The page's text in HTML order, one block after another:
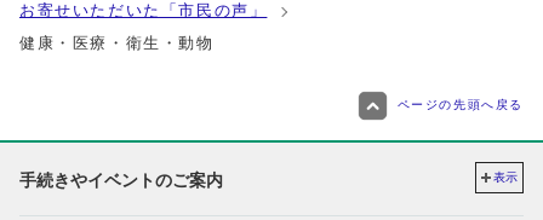
お寄せいただいた「市民の声」
健康・医療・衛生・動物
ページの先頭へ戻る
手続きやイベントのご案内 表示